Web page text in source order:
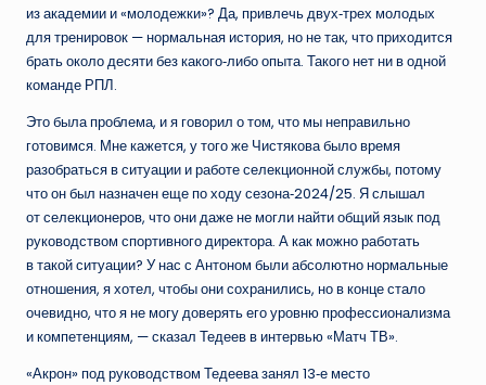
из академии и «молодежки»? Да, привлечь двух‑трех молодых
для тренировок — нормальная история, но не так, что приходится
брать около десяти без какого‑либо опыта. Такого нет ни в одной
команде РПЛ.
Это была проблема, и я говорил о том, что мы неправильно
готовимся. Мне кажется, у того же Чистякова было время
разобраться в ситуации и работе селекционной службы, потому
что он был назначен еще по ходу сезона‑2024/25. Я слышал
от селекционеров, что они даже не могли найти общий язык под
руководством спортивного директора. А как можно работать
в такой ситуации? У нас с Антоном были абсолютно нормальные
отношения, я хотел, чтобы они сохранились, но в конце стало
очевидно, что я не могу доверять его уровню профессионализма
и компетенциям, — сказал Тедеев в интервью «Матч ТВ».
«Акрон» под руководством Тедеева занял 13‑е место